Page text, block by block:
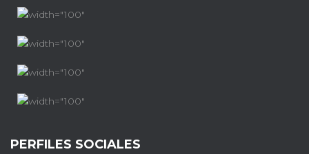
PERFILES SOCIALES